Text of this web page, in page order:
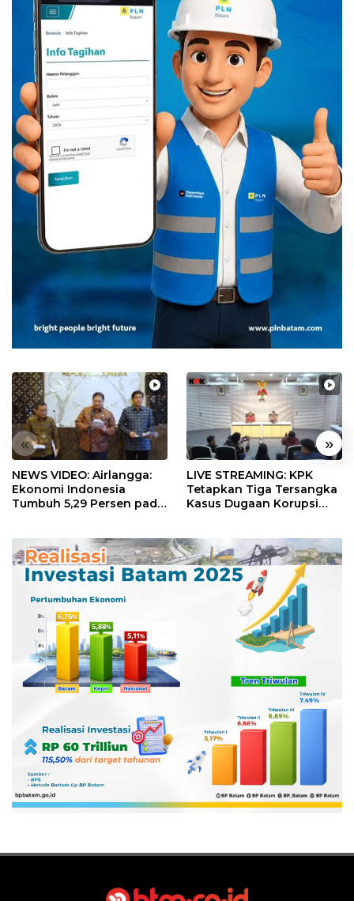
« »
NEWS VIDEO: Airlangga:
Ekonomi Indonesia
Tumbuh 5,29 Persen pada
LIVE STREAMING: KPK
Tetapkan Tiga Tersangka
Kasus Dugaan Korupsi